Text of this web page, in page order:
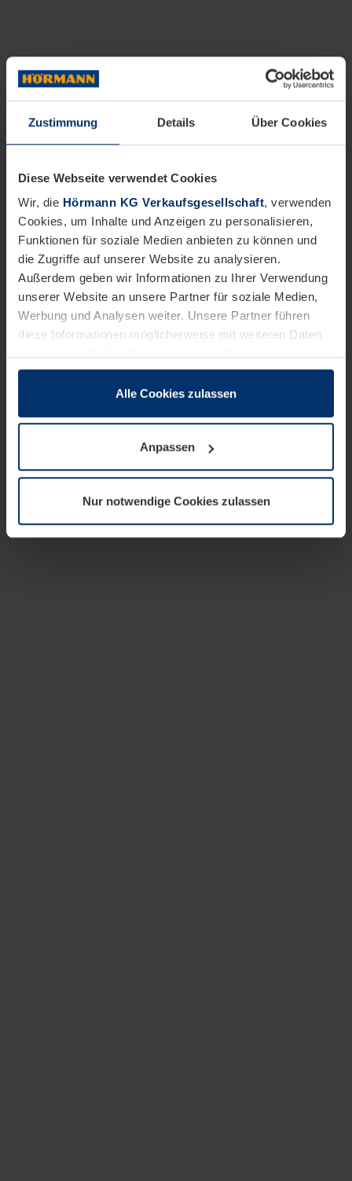
Zustimmung Details Über Cookies
Diese Webseite verwendet Cookies
Wir, die Hörmann KG Verkaufsgesellschaft, verwenden
Cookies, um Inhalte und Anzeigen zu personalisieren,
Funktionen für soziale Medien anbieten zu können und
die Zugriffe auf unserer Website zu analysieren.
Außerdem geben wir Informationen zu Ihrer Verwendung
unserer Website an unsere Partner für soziale Medien,
Werbung und Analysen weiter. Unsere Partner führen
diese Informationen möglicherweise mit weiteren Daten
sie im Rahmen Ihrer Nutzung der Dienste gesammelt
wenn diese für den Betrieb dieser Seite unbedingt
notwendig sind. Für alle anderen Cookie-Typen benötigen
wir Ihre Erlaubnis. Ihre Einwilligung können Sie jederzeit
Datenschutzerklärungunserer Website ändern oder
widerrufen.
Alle Cookies zulassen
Anpassen
Nur notwendige Cookies zulassen